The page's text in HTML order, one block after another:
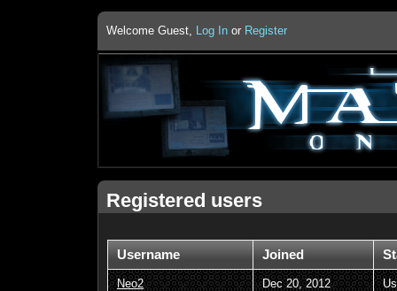
Welcome Guest, Log In or Register
Registered users
Username Joined
Neo2 Dec 20, 2012